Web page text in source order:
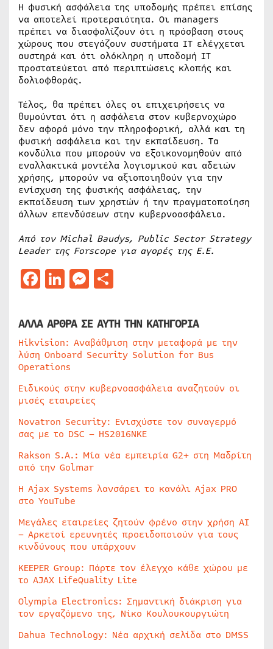
Η φυσική ασφάλεια της υποδομής πρέπει επίσης
να αποτελεί προτεραιότητα. Οι managers
πρέπει να διασφαλίζουν ότι η πρόσβαση στους
χώρους που στεγάζουν συστήματα IT ελέγχεται
αυστηρά και ότι ολόκληρη η υποδομή IT
προστατεύεται από περιπτώσεις κλοπής και
δολιοφθοράς.
Τέλος, θα πρέπει όλες οι επιχειρήσεις να
θυμούνται ότι η ασφάλεια στον κυβερνοχώρο
δεν αφορά μόνο την πληροφορική, αλλά και τη
φυσική ασφάλεια και την εκπαίδευση. Τα
κονδύλια που μπορούν να εξοικονομηθούν από
εναλλακτικά μοντέλα λογισμικού και αδειών
χρήσης, μπορούν να αξιοποιηθούν για την
ενίσχυση της φυσικής ασφάλειας, την
εκπαίδευση των χρηστών ή την πραγματοποίηση
άλλων επενδύσεων στην κυβερνοασφάλεια.
Από τον Michal Baudys, Public Sector Strategy
Leader της Forscope για αγορές της Ε.Ε.
Facebook
LinkedIn
Messenger
ΑΛΛΑ ΑΡΘΡΑ ΣΕ ΑΥΤΗ ΤΗΝ ΚΑΤΗΓΟΡΙΑ
Hikvision: Αναβάθμιση στην μεταφορά με την
λύση Onboard Security Solution for Bus
Operations
Ειδικούς στην κυβερνοασφάλεια αναζητούν οι
μισές εταιρείες
Novatron Security: Ενισχύστε τον συναγερμό
σας με το DSC – HS2016NKE
Rakson S.A.: Μία νέα εμπειρία G2+ στη Μαδρίτη
από την Golmar
Η Ajax Systems λανσάρει το κανάλι Ajax PRO
στο YouTube
Μεγάλες εταιρείες ζητούν φρένο στην χρήση AI
– Αρκετοί ερευνητές προειδοποιούν για τους
κινδύνους που υπάρχουν
KEEPER Group: Πάρτε τον έλεγχο κάθε χώρου με
το AJAX LifeQuality Lite
Olympia Electronics: Σημαντική διάκριση για
τον εργαζόμενο της, Νίκο Κουλουκουργιώτη
Dahua Technology: Νέα αρχική σελίδα στο DMSS